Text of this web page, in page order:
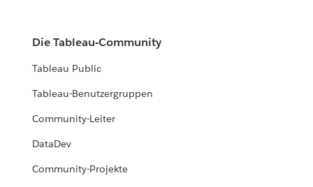
Die Tableau-Community
Tableau Public
Tableau-Benutzergruppen
Community-Leiter
DataDev
Community-Projekte